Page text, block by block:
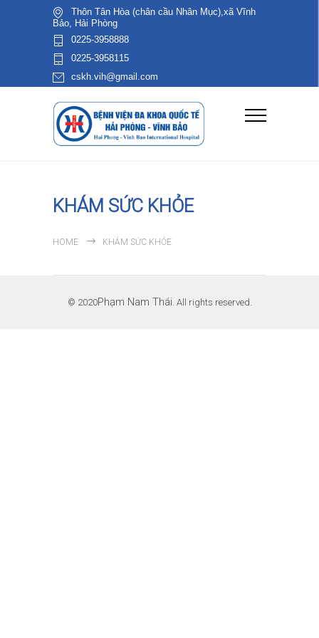
Thôn Tân Hòa (chân cầu Nhân Mục),xã Vĩnh
Bảo, Hải Phòng
0225-3958888
0225-3958115
cskh.vih@gmail.com
KHÁM SỨC KHỎE
HOME KHÁM SỨC KHỎE
© 2020Phạm Nam Thái. All rights reserved.